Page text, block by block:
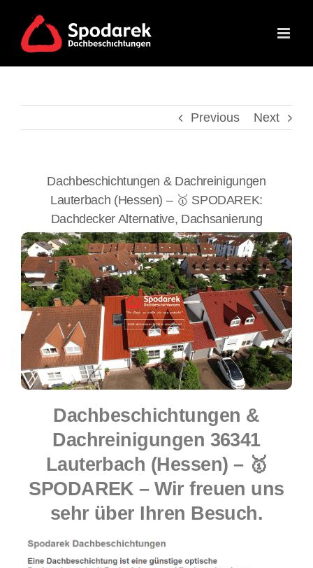
content
Previous Next
Dachbeschichtungen & Dachreinigungen
Lauterbach (Hessen) – 🥇 SPODAREK:
Dachdecker Alternative, Dachsanierung
Dachbeschichtungen &
Dachreinigungen 36341
Lauterbach (Hessen) – 🥇
SPODAREK – Wir freuen uns
sehr über Ihren Besuch.